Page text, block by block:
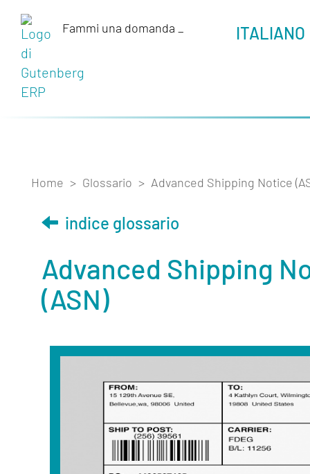
Fammi una domanda _ ITALIANO
Home > Glossario > Advanced Shipping Notice
indice glossario
Advanced Shipping
(ASN)